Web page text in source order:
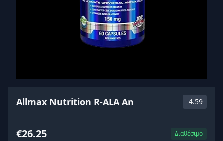
Allmax Nutrition R-ALA An 4.59
€26.25 Διαθέσιμο